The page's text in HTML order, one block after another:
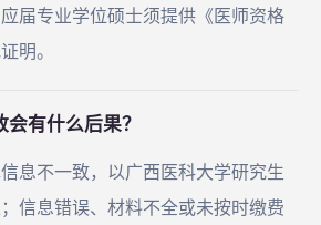
届专业学位硕士须提供《医师资格
明。
有什么后果？
息不一致，以广西医科大学研究生
信息错误、材料不全或未按时缴费